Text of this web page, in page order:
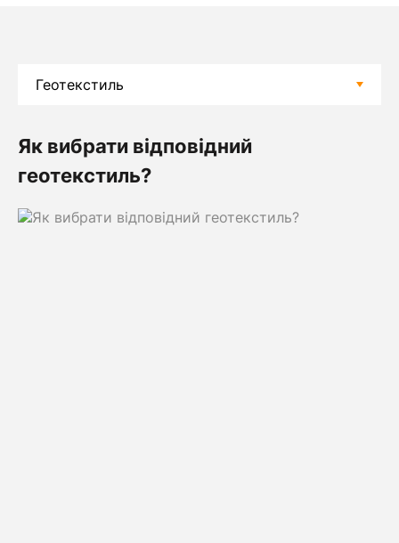
Як вибрати відповідний
геотекстиль?